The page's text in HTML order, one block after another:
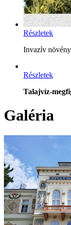
Részletek
Invazív
Részletek
Talajvíz-
Galéria